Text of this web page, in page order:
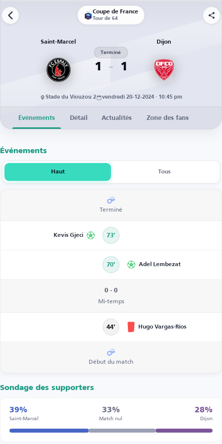
Coupe de France
Tour de 64
Saint-Marcel
1
Terminé
1
Dijon
Stade du Viouzou 2 vendredi 20-12-2024 · 10:45 pm
Événements Détail Actualités Zone des fans
Événements
Haut Tous
Terminé
Kevis Gjeci 73’
70’ Adel Lembezat
0 - 0
Mi-temps
44’ Hugo Vargas-Ríos
Début du match
Sondage des supporters
39%
Saint-Marcel
33%
Match nul
28%
Dijon